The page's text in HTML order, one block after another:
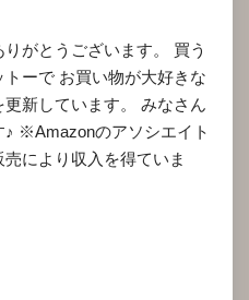
がとうございます。 買う
ーで お買い物が大好きな
新しています。 みなさん
※Amazonのアソシエイト
により収入を得ていま